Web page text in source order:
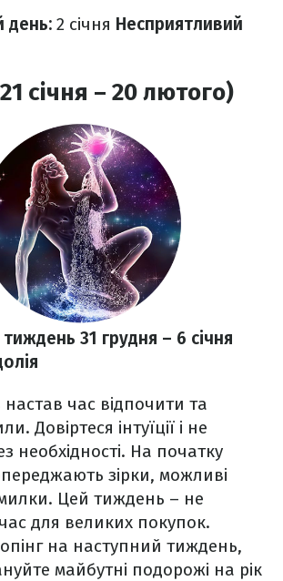
день: 2 січня Несприятливий
січня – 20 лютого)
31 грудня – 6 січня
настав час відпочити та
Довіртеся інтуїції і не
необхідності. На початку
зірки, можливі
Цей тиждень – не
для великих покупок.
на наступний тиждень,
майбутні подорожі на рік